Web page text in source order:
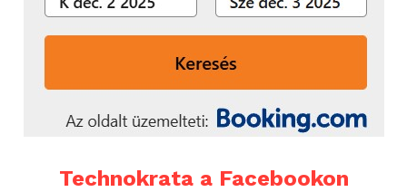
Technokrata a Facebookon